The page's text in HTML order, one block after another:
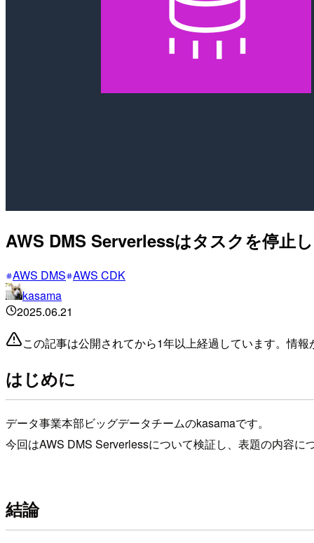
AWS DMS Serverlessはタスクを停止
AWS DMS AWS CDK
kasama
2025.06.21
この記事は公開されてから1年以上経過しています。情
はじめに
データ事業本部ビッグデータチームのkasamaです。
今回はAWS DMS Serverlessについて検証し、表題の内容に
結論